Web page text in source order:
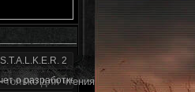
2
о разработке!
только для чтения